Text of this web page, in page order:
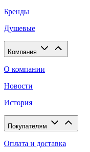
Бренды
Душевые
Компания
О компании
Новости
История
Покупателям
Оплата и доставка